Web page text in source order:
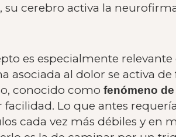
cerebro activa la
es especialmente
asociada al dolor se activa
conocido como fenómeno de
Lo que antes
cada vez más débiles y en